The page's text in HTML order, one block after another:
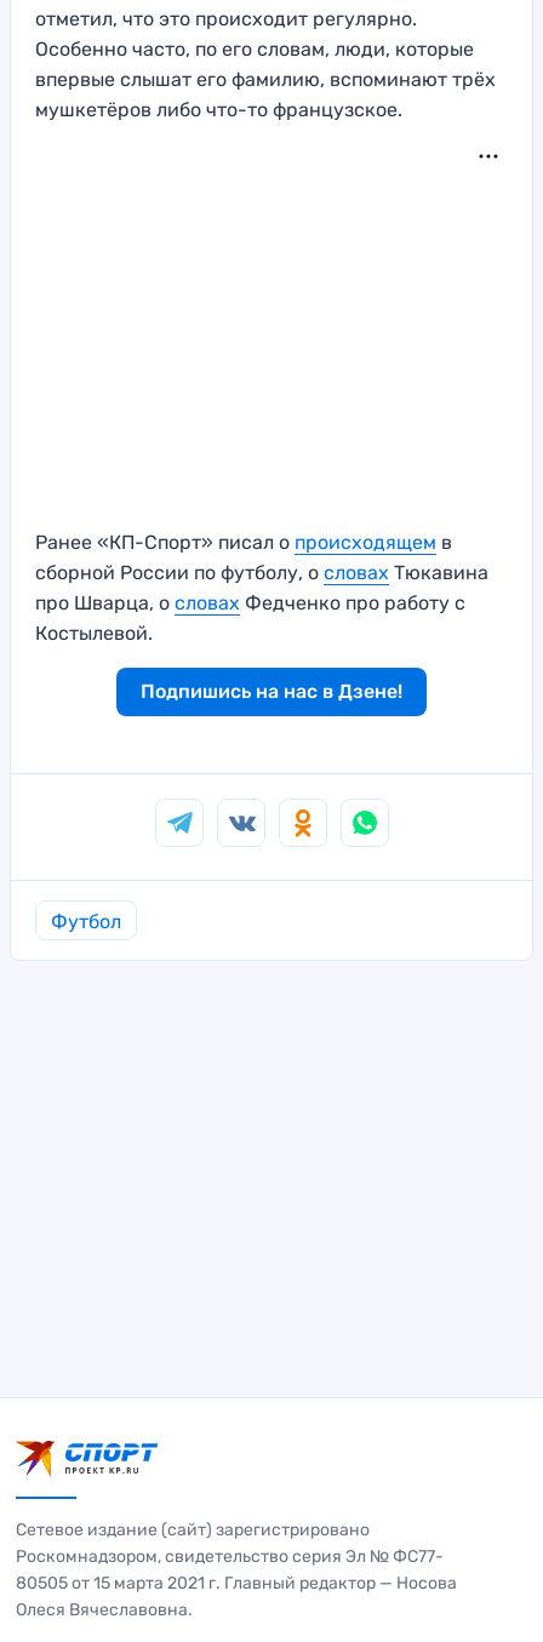
отметил, что это происходит регулярно.
Особенно часто, по его словам, люди, которые
впервые слышат его фамилию, вспоминают трёх
мушкетёров либо что-то французское.
Ранее «КП-Спорт» писал о происходящем в
сборной России по футболу, о словах Тюкавина
про Шварца, о словах Федченко про работу с
Костылевой.
Подпишись на нас в Дзене!
Футбол
Сетевое издание (сайт) зарегистрировано
Роскомнадзором, свидетельство серия Эл № ФС77-
80505 от 15 марта 2021 г. Главный редактор — Носова
Олеся Вячеславовна.